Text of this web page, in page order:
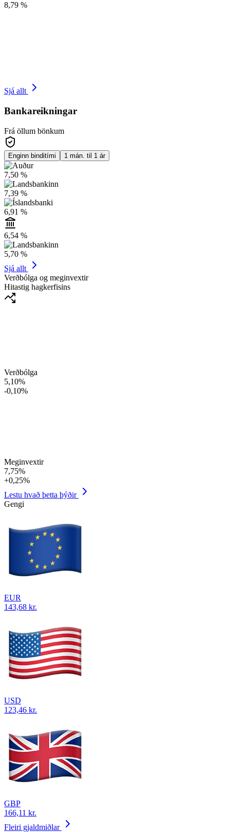
8,79 %
Sjá allt
Bankareikningar
Frá öllum bönkum
Enginn binditími 1 mán. til 1 ár
7,50 %
7,39 %
6,91 %
6,54 %
5,70 %
Sjá allt
Verðbólga og meginvextir
Hitastig hagkerfisins
Verðbólga
5,10%
-0,10%
Meginvextir
7,75%
+0,25%
Lestu hvað þetta þýðir
Gengi
EUR
143,68 kr.
USD
123,46 kr.
GBP
166,11 kr.
Fleiri gjaldmiðlar